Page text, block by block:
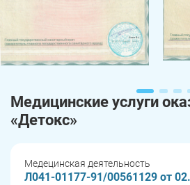
Медицинские услуги
«Детокс»
Медецинская деятельность
Л041-01177-91/00561129 от